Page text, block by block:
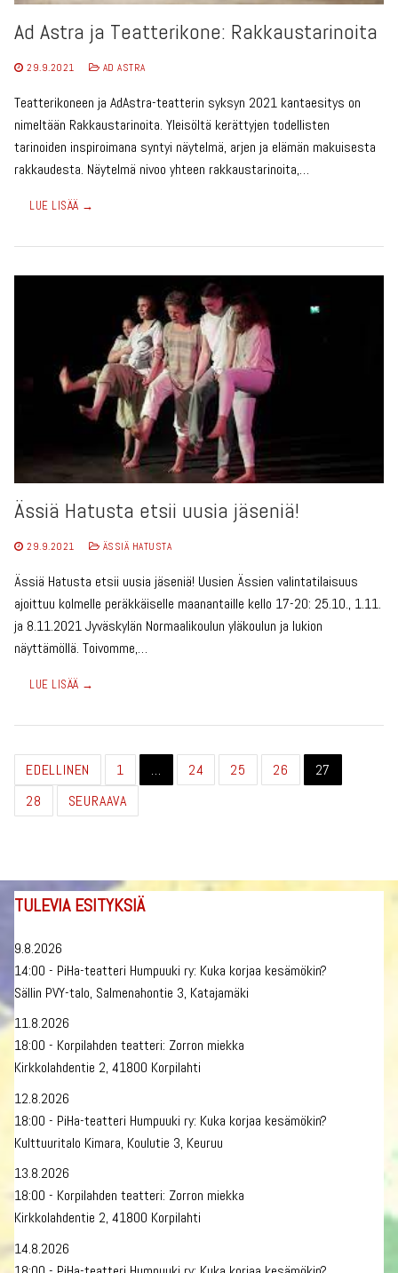
Ad Astra ja Teatterikone: Rakkaustarinoita
29.9.2021 AD ASTRA
Teatterikoneen ja AdAstra-teatterin syksyn 2021 kantaesitys on
nimeltään Rakkaustarinoita. Yleisöltä kerättyjen todellisten
tarinoiden inspiroimana syntyi näytelmä, arjen ja elämän makuisesta
rakkaudesta. Näytelmä nivoo yhteen rakkaustarinoita,…
LUE LISÄÄ →
Ässiä Hatusta etsii uusia jäseniä!
29.9.2021 ÄSSIÄ HATUSTA
Ässiä Hatusta etsii uusia jäseniä! Uusien Ässien valintatilaisuus
ajoittuu kolmelle peräkkäiselle maanantaille kello 17-20: 25.10., 1.11.
ja 8.11.2021 Jyväskylän Normaalikoulun yläkoulun ja lukion
näyttämöllä. Toivomme,…
LUE LISÄÄ →
Artikkelien
sivutus
EDELLINEN 1 … 24 25 26
27
28
SEURAAVA
TULEVIA ESITYKSIÄ
9.8.2026
14:00 - PiHa-teatteri Humpuuki ry: Kuka korjaa kesämökin?
Sällin PVY-talo, Salmenahontie 3, Katajamäki
11.8.2026
18:00 - Korpilahden teatteri: Zorron miekka
Kirkkolahdentie 2, 41800 Korpilahti
12.8.2026
18:00 - PiHa-teatteri Humpuuki ry: Kuka korjaa kesämökin?
Kulttuuritalo Kimara, Koulutie 3, Keuruu
13.8.2026
18:00 - Korpilahden teatteri: Zorron miekka
Kirkkolahdentie 2, 41800 Korpilahti
14.8.2026